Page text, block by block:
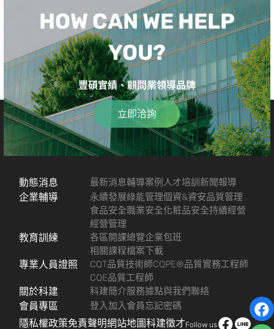
HOW CAN WE HELP
YOU?
豐碩實績、顧問業領導品牌
立即洽詢
動態消息 最新消息輔導案例 人才培訓新聞報導
企業輔導 永續發展綠能管理個資&資安品質管理
食品安全職業安全化粧品安全持續經營
經營管理
教育訓練 各區開課總覽企業包班
相關課程檔案下載
專業人員證照 CQT品質技術師CQPE®品質實務工程師
CQE品質工程師
關於科建 科建簡介服務據點與我們聯絡
會員專區 登入加入會員忘記密碼
隱私權政策免責聲明網站地圖科建徵才Follow us